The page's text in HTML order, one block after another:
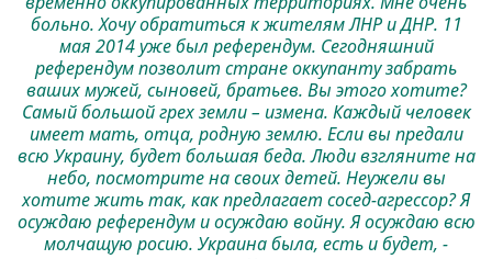
больно. Хочу обратиться к жителям ЛНР и ДНР. 11
мая 2014 уже был референдум. Сегодняшний
референдум позволит стране оккупанту забрать
ваших мужей, сыновей, братьев. Вы этого хотите?
Самый большой грех земли – измена. Каждый человек
имеет мать, отца, родную землю. Если вы предали
всю Украину, будет большая беда. Люди взгляните на
небо, посмотрите на своих детей. Неужели вы
хотите жить так, как предлагает сосед-агрессор? Я
осуждаю референдум и осуждаю войну. Я осуждаю всю
молчащую росию. Украина была, есть и будет, -